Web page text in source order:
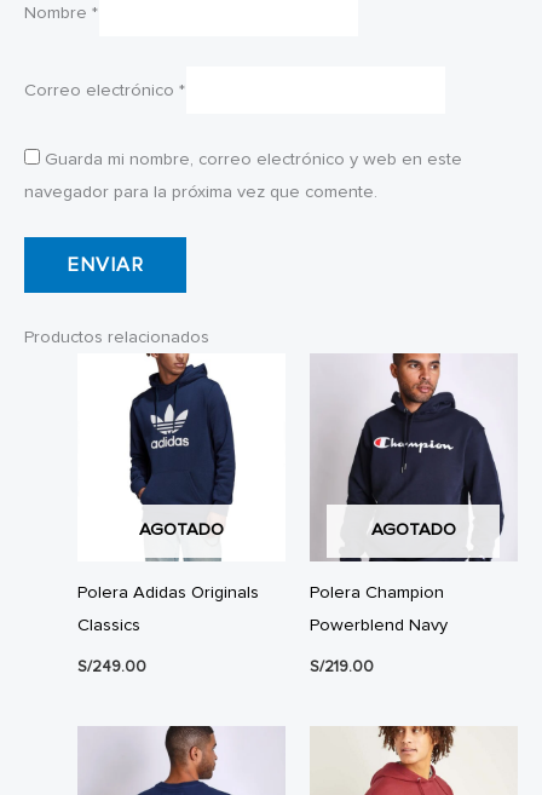
Nombre *
Correo electrónico *
Guarda mi nombre, correo electrónico y web en este
navegador para la próxima vez que comente.
Productos relacionados
AGOTADO
Polera Adidas Originals
Classics
S/249.00
AGOTADO
Polera Champion
Powerblend Navy
S/219.00